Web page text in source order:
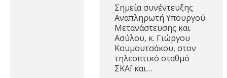
Σημεία συνέντευξης
Αναπληρωτή Υπουργού
Μετανάστευσης και
Ασύλου, κ. Γιώργου
Κουμουτσάκου, στον
τηλεοπτικό σταθμό
ΣΚΑΪ και…